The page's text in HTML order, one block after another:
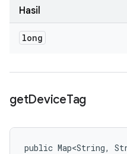
Hasil
long
getDeviceTag
public Map<String,